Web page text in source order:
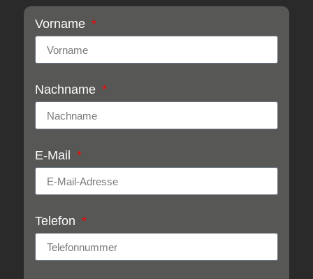
Vorname
Nachname
E-Mail
Telefon